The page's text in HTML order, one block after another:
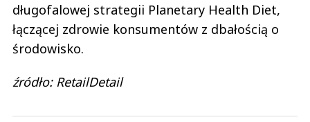
długofalowej strategii Planetary Health Diet,
łączącej zdrowie konsumentów z dbałością o
środowisko.
źródło: RetailDetail